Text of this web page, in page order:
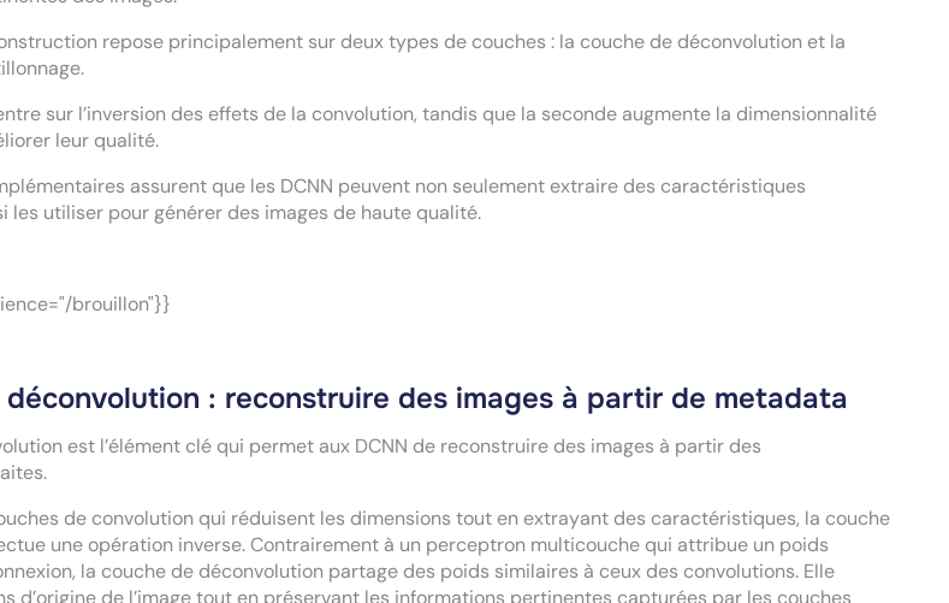
repose principalement sur deux types de couches : la couche de déconvolution et la
sur l’inversion des effets de la convolution, tandis que la seconde augmente la dimensionnalité
leur qualité.
assurent que les DCNN peuvent non seulement extraire des caractéristiques
les utiliser pour générer des images de haute qualité.
brouillon"}}
déconvolution : reconstruire des images à partir de metadata
est l’élément clé qui permet aux DCNN de reconstruire des images à partir des
de convolution qui réduisent les dimensions tout en extrayant des caractéristiques, la couche
une opération inverse. Contrairement à un perceptron multicouche qui attribue un poids
la couche de déconvolution partage des poids similaires à ceux des convolutions. Elle